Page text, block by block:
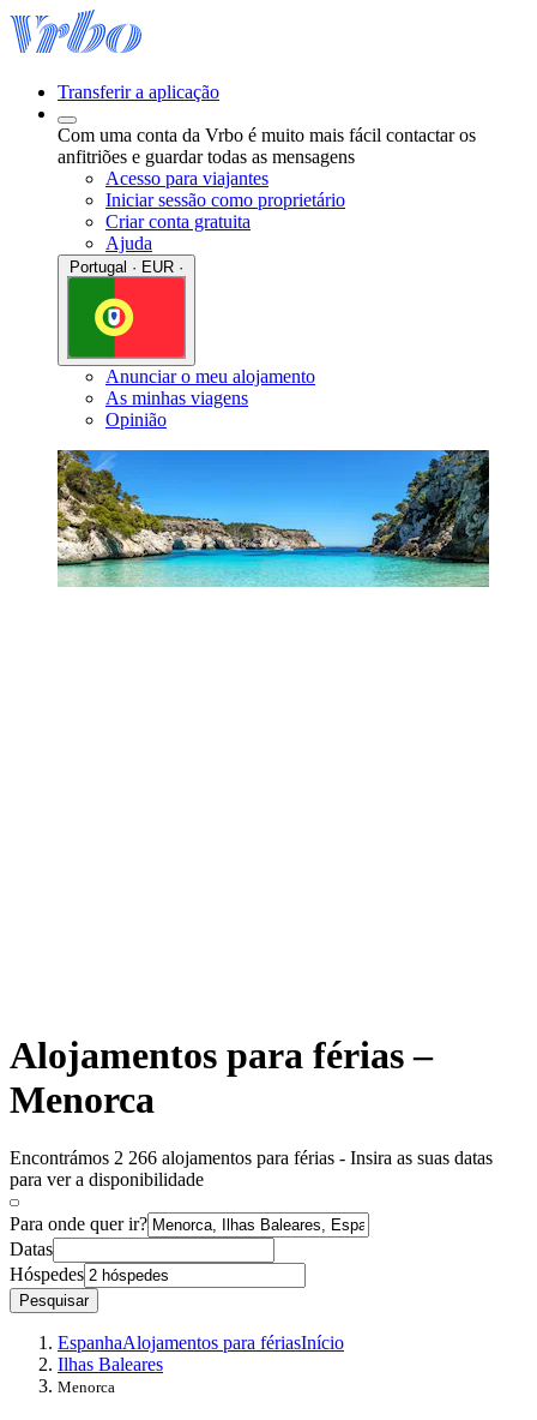
Transferir a aplicação
Com uma conta da Vrbo é muito mais fácil contactar os
anfitriões e guardar todas as mensagens
Acesso para viajantes
Iniciar sessão como proprietário
Criar conta gratuita
Ajuda
Anunciar o meu alojamento
As minhas viagens
Opinião
Alojamentos para férias –
Menorca
Encontrámos 2 266 alojamentos para férias - Insira as suas datas
para ver a disponibilidade
Para onde quer ir?
Datas
Hóspedes
Pesquisar
EspanhaAlojamentos para fériasInício
Ilhas Baleares
Menorca